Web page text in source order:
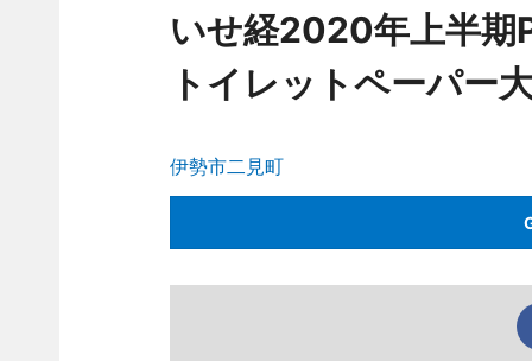
いせ経2020年上半期
トイレットペーパー
伊勢市二見町